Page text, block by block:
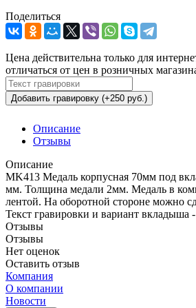
Поделиться
Цена действительна только для
отличаться от цен в розничных
Добавить гравировку (+250 руб.)
Описание
Отзывы
Описание
MK413 Медаль корпусная 70мм под
мм. Толщина медали 2мм. Медаль в
лентой. На оборотной стороне можно
Текст гравировки и вариант вкладыша
Отзывы
Отзывы
Нет оценок
Оставить отзыв
Компания
О компании
Новости